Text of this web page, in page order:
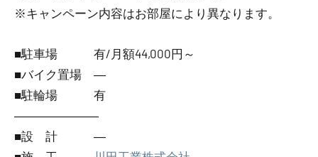
※キャンペーン内容はお部屋により異なります。
■駐車場 有/月額44,000円～
■バイク置場 ―
■駐輪場 有
―――――――
■設 計 ―